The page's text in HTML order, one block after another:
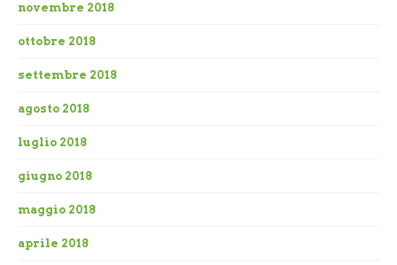
novembre 2018
ottobre 2018
settembre 2018
agosto 2018
luglio 2018
giugno 2018
maggio 2018
aprile 2018